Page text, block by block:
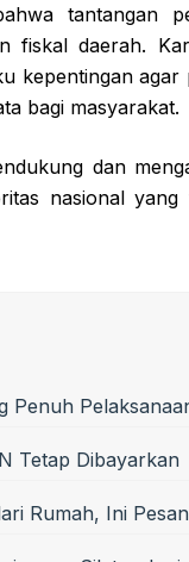
tantangan
fiskal daerah.
kepentingan
bagi masyarakat.
dan
nasional yang
Penuh
Tetap Dibayarkan
Rumah, Ini